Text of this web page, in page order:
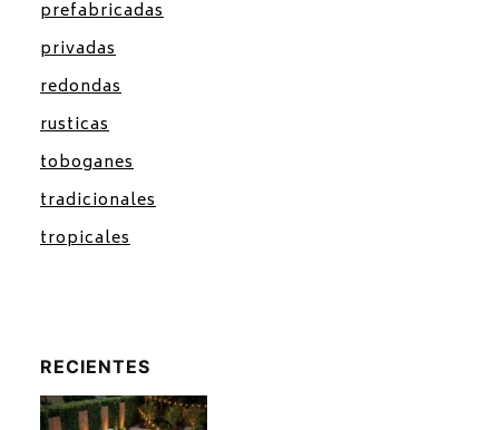
prefabricadas
privadas
redondas
rusticas
toboganes
tradicionales
tropicales
RECIENTES